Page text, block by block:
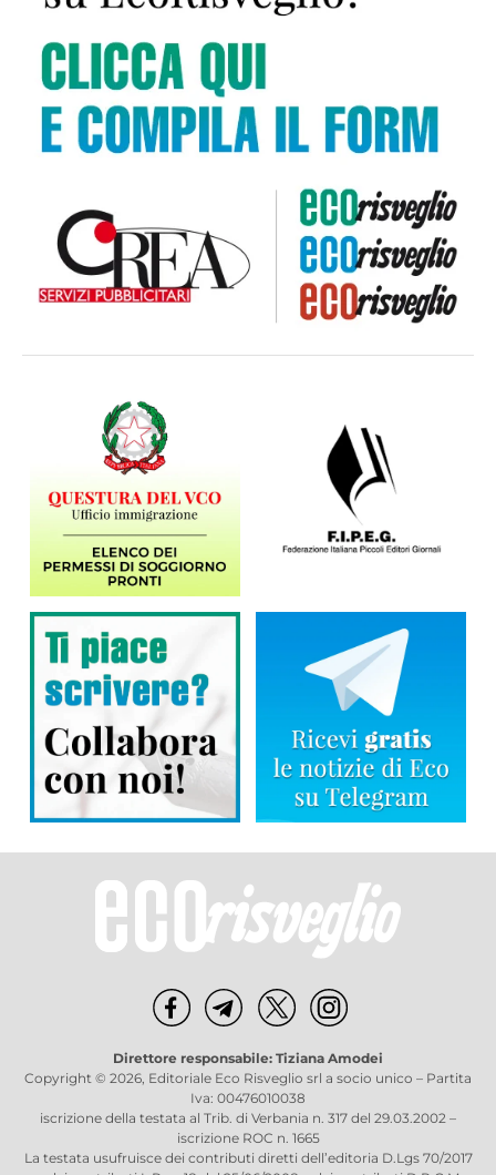
Direttore responsabile: Tiziana Amodei
Copyright © 2026, Editoriale Eco Risveglio srl a socio unico – Partita
Iva: 00476010038
iscrizione della testata al Trib. di Verbania n. 317 del 29.03.2002 –
iscrizione ROC n. 1665
La testata usufruisce dei contributi diretti dell’editoria D.Lgs 70/2017